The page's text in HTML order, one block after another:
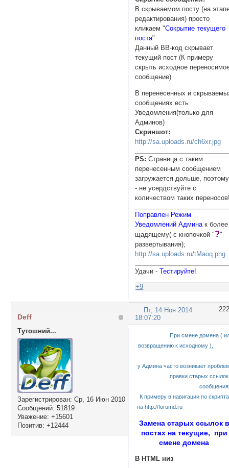
В скрываемом посту (на
редактирования) просто
кликаем "Сокрытие текущего
поста"
Данный BB-код скрывает
текущий пост (К примеру
скрыть исходное
сообщение)
В перенесенных и
сообщениях есть
Уведомления(только для
Админов)
Скриншот:
http://sa.uploads.ru/ch6xr.jpg
PS: Cтраница с таким
перенесенным сообщением
загружается дольше, поэтому
- не усердствуйте с
количеством таких
Поправлен Режим
Уведомлений Админак более
щадящему( с кнопочкой "?"
развертывания);
http://sa.uploads.ru/tMaoq.png
Удачи -Тестируйте!
+9
222
Пт, 14 Ноя 2014
18:07:20
Deff
Тутошний...
Зарегистрирован: Ср, 16 Июн 2010
Сообщений: 51819
Уважение: +15601
Позитив: +12444
При смене домена (
возвращению к исходному
у Админа часто возникает
правки старых
К примеру в навигации по
наhttp://forumd.ru
Замена старых ссылок в
постах на текущие, при
смене домена
В HTML низ